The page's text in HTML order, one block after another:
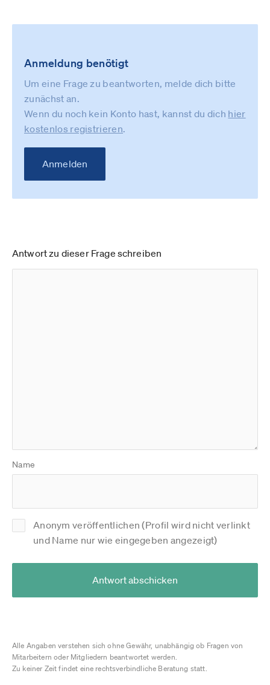
Anmeldung benötigt
Um eine Frage zu beantworten, melde dich bitte
zunächst an.
Wenn du noch kein Konto hast, kannst du dich hier
kostenlos registrieren.
Anmelden
Antwort zu dieser Frage schreiben
Name
Anonym veröffentlichen (Profil wird nicht verlinkt
und Name nur wie eingegeben angezeigt)
Antwort abschicken
Alle Angaben verstehen sich ohne Gewähr, unabhängig ob Fragen von
Mitarbeitern oder Mitgliedern beantwortet werden.
Zu keiner Zeit findet eine rechtsverbindliche Beratung statt.